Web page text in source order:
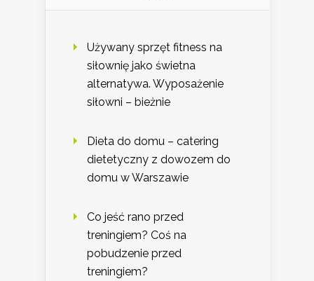
Używany sprzęt fitness na
siłownię jako świetna
alternatywa. Wyposażenie
siłowni – bieżnie
Dieta do domu – catering
dietetyczny z dowozem do
domu w Warszawie
Co jeść rano przed
treningiem? Coś na
pobudzenie przed
treningiem?